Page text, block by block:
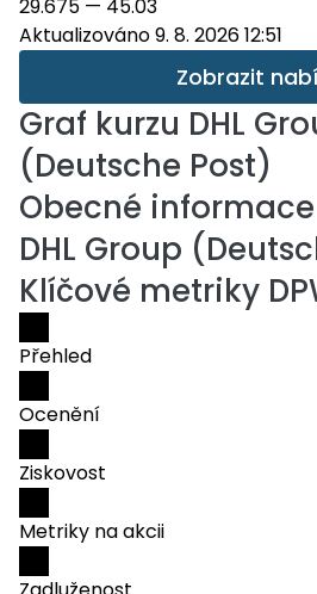
29.675 — 45.03
Aktualizováno 9. 8. 2026 12:51
Zobrazit
Graf kurzu DHL
(Deutsche Post)
Obecné
DHL Group
Klíčové metriky
Přehled
Ocenění
Ziskovost
Metriky na akcii